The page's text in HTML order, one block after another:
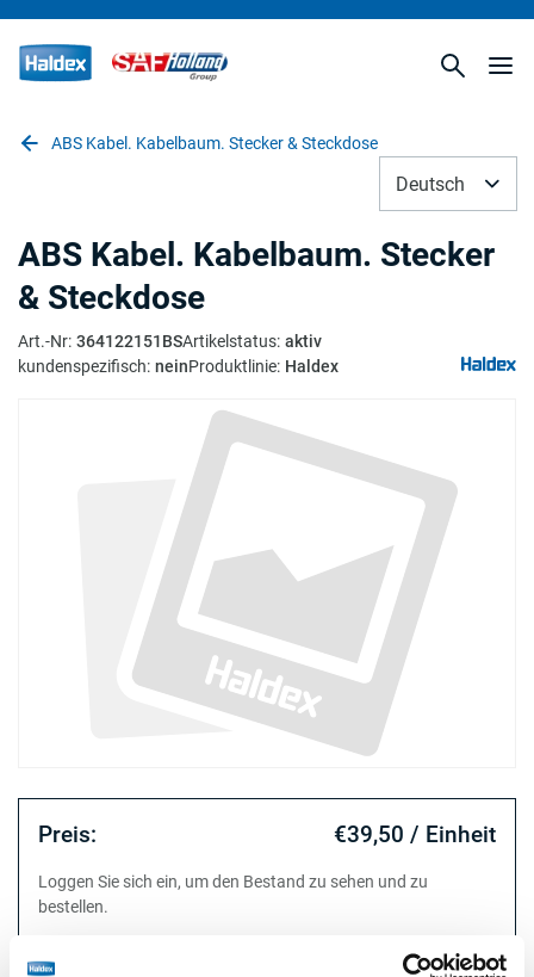
ABS Kabel. Kabelbaum. Stecker & Steckdose
Deutsch
ABS Kabel. Kabelbaum. Stecker
& Steckdose
Art.-Nr: 364122151BSArtikelstatus: aktiv
kundenspezifisch: neinProduktlinie: Haldex
Preis: €39,50 / Einheit
Loggen Sie sich ein, um den Bestand zu sehen und zu
bestellen.